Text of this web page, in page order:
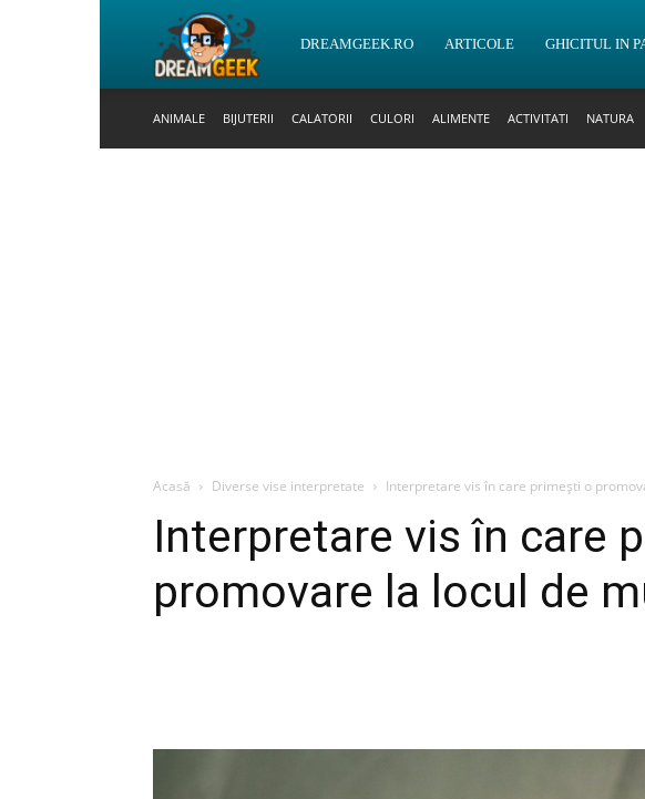
DreamGeek.ro
DREAMGEEK.RO ARTICOLE GHICITUL IN
ANIMALE BIJUTERII CALATORII CULORI ALIMENTE ACTIVITATI NATURA
Acasă Diverse vise interpretate Interpretare vis în care primești o
Interpretare vis în care
promovare la locul de